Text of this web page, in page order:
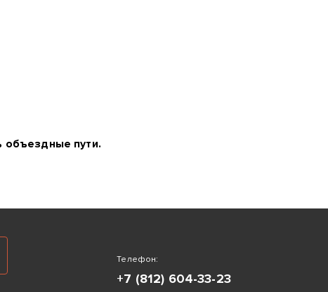
объездные пути.
Телефон:
+7 (812) 604-33-23